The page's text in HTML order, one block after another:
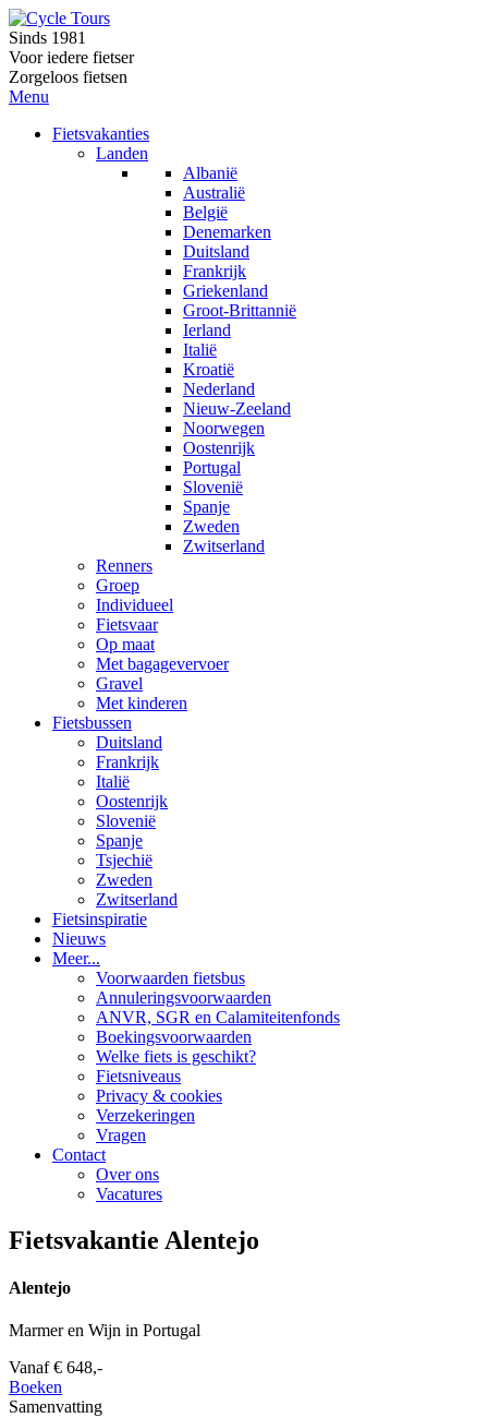
Sinds 1981
Voor iedere fietser
Zorgeloos fietsen
Menu
Fietsvakanties
Landen
Albanië
Australië
België
Denemarken
Duitsland
Frankrijk
Griekenland
Groot-Brittannië
Ierland
Italië
Kroatië
Nederland
Nieuw-Zeeland
Noorwegen
Oostenrijk
Portugal
Slovenië
Spanje
Zweden
Zwitserland
Renners
Groep
Individueel
Fietsvaar
Op maat
Met bagagevervoer
Gravel
Met kinderen
Fietsbussen
Duitsland
Frankrijk
Italië
Oostenrijk
Slovenië
Spanje
Tsjechië
Zweden
Zwitserland
Fietsinspiratie
Nieuws
Meer...
Voorwaarden fietsbus
Annuleringsvoorwaarden
ANVR, SGR en Calamiteitenfonds
Boekingsvoorwaarden
Welke fiets is geschikt?
Fietsniveaus
Privacy & cookies
Verzekeringen
Vragen
Contact
Over ons
Vacatures
Fietsvakantie Alentejo
Alentejo
Marmer en Wijn in Portugal
Vanaf € 648,-
Boeken
Samenvatting